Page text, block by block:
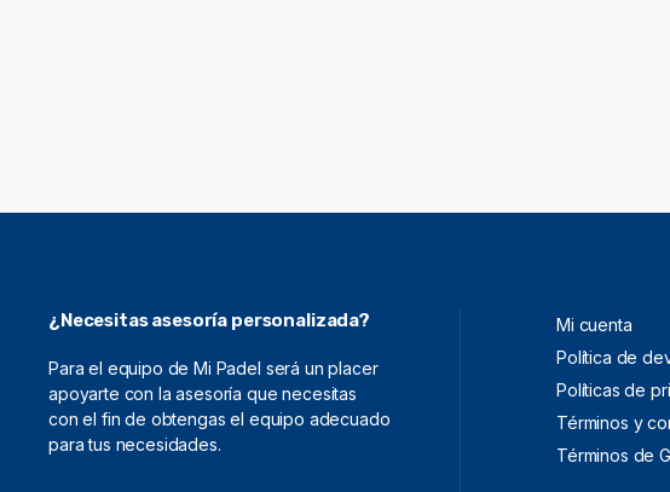
¿Necesitas asesoría personalizada?
Para el equipo de Mi Padel será un placer
apoyarte con la asesoría que necesitas
con el fin de obtengas el equipo adecuado
para tus necesidades.
Mi cuenta
Política de
Políticas de
Términos y
Términos de